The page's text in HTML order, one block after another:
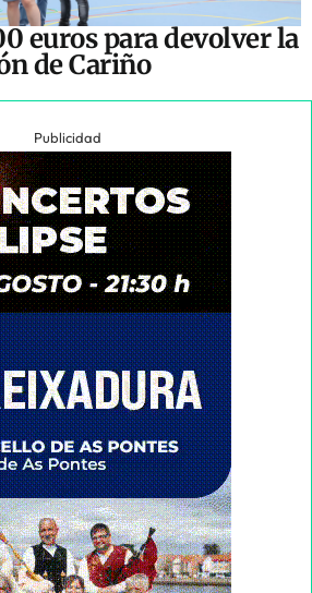
euros para devolver la
de Cariño
Publicidad